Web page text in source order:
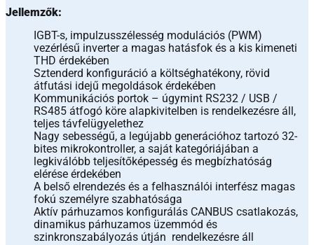
Jellemzők:
IGBT-s, impulzusszélesség modulációs (PWM)
vezérlésű inverter a magas hatásfok és a kis kimeneti
THD érdekében
Sztenderd konfiguráció a költséghatékony, rövid
átfutási idejű megoldások érdekében
Kommunikációs portok – úgymint RS232 / USB /
RS485 átfogó köre alapkivitelben is rendelkezésre áll,
teljes távfelügyelethez
Nagy sebességű, a legújabb generációhoz tartozó 32-
bites mikrokontroller, a saját kategóriájában a
legkiválóbb teljesítőképesség és megbízhatóság
elérése érdekében
A belső elrendezés és a felhasználói interfész magas
fokú személyre szabhatósága
Aktív párhuzamos konfigurálás CANBUS csatlakozás,
dinamikus párhuzamos üzemmód és
szinkronszabályozás útján rendelkezésre áll